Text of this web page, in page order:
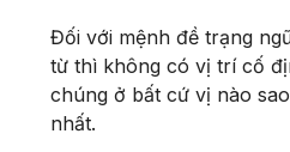
Đối với mệnh đề trạng
từ thì không có vị trí cố
chúng ở bất cứ vị nào
nhất.